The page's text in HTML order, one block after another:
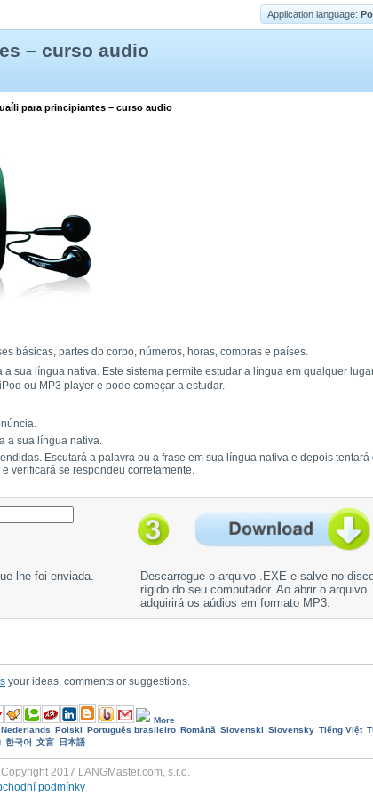
Application language:
– curso audio
para principiantes – curso audio
básicas, partes do corpo, números, horas, compras e países.
sua língua nativa. Este sistema permite estudar a língua em qualquer
ou MP3 player e pode começar a estudar.
a sua língua nativa.
Escutará a palavra ou a frase em sua língua nativa e depois tentará
verificará se respondeu corretamente.
lhe foi enviada.
Descarregue o arquivo .EXE e salve no
rígido do seu computador. Ao abrir o arquivo
adquirirá os aúdios em formato MP3.
your ideas, comments or suggestions.
More
Nederlands Polski Português brasileiro Română Slovenski Slovensky Tiếng Việt
한국어 文言 日本語
Copyright 2017 LANGMaster.com, s.r.o.
podmínky